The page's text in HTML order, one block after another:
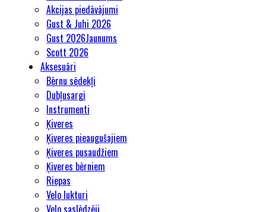
Akcijas piedāvājumi
Gust & Juhi 2026
Gust 2026Jaunums
Scott 2026
Aksesuāri
Bērnu sēdekļi
Dubļusargi
Instrumenti
Ķiveres
Ķiveres pieaugušajiem
Ķiveres pusaudžiem
Ķiveres bērniem
Riepas
Velo lukturi
Velo saslēdzēji